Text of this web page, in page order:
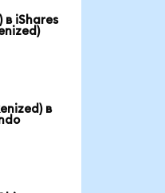
в iShares
в